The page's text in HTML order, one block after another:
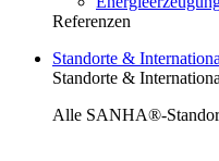
Referenzen
Standorte &
Standorte &
Alle SANHA®-